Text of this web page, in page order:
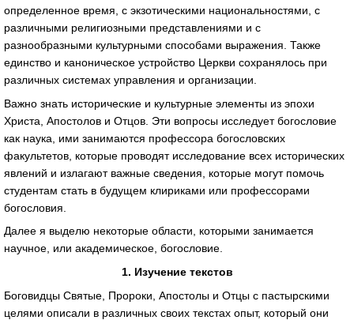
определенное время, с экзотическими национальностями, с
различными религиозными представлениями и с
разнообразными культурными способами выражения. Также
единство и каноническое устройство Церкви сохранялось при
различных системах управления и организации.
Важно знать исторические и культурные элементы из эпохи
Христа, Апостолов и Отцов. Эти вопросы исследует богословие
как наука, ими занимаются профессора богословских
факультетов, которые проводят исследование всех исторических
явлений и излагают важные сведения, которые могут помочь
студентам стать в будущем клириками или профессорами
богословия.
Далее я выделю некоторые области, которыми занимается
научное, или академическое, богословие.
1. Изучение текстов
Боговидцы Святые, Пророки, Апостолы и Отцы с пастырскими
целями описали в различных своих текстах опыт, который они